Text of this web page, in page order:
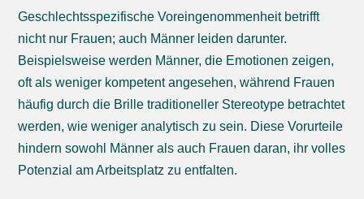
Geschlechtsspezifische Voreingenommenheit betrifft
nicht nur Frauen; auch Männer leiden darunter.
Beispielsweise werden Männer, die Emotionen zeigen,
oft als weniger kompetent angesehen, während Frauen
häufig durch die Brille traditioneller Stereotype betrachtet
werden, wie weniger analytisch zu sein. Diese Vorurteile
hindern sowohl Männer als auch Frauen daran, ihr volles
Potenzial am Arbeitsplatz zu entfalten.